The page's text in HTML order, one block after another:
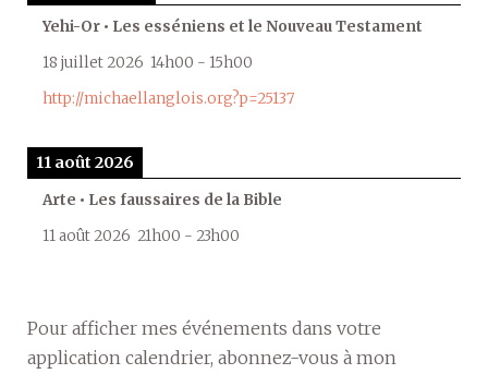
Yehi-Or • Les esséniens et le Nouveau Testament
18 juillet 2026 14h00 - 15h00
http://michaellanglois.org?p=25137
11 août 2026
Arte • Les faussaires de la Bible
11 août 2026 21h00 - 23h00
Pour afficher mes événements dans votre
application calendrier, abonnez-vous à mon